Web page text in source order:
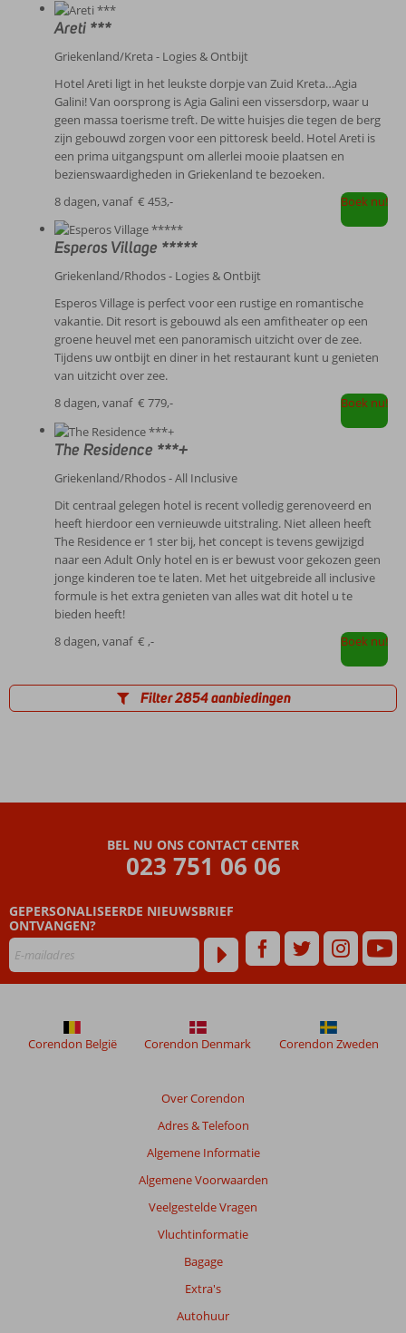
Areti ***
Griekenland/Kreta - Logies & Ontbijt
Hotel Areti ligt in het leukste dorpje van Zuid Kreta…Agia
Galini! Van oorsprong is Agia Galini een vissersdorp, waar u
geen massa toerisme treft. De witte huisjes die tegen de berg
zijn gebouwd zorgen voor een pittoresk beeld. Hotel Areti is
een prima uitgangspunt om allerlei mooie plaatsen en
bezienswaardigheden in Griekenland te bezoeken.
8 dagen, vanaf € 453,- Boek nu!
Esperos Village *****
Griekenland/Rhodos - Logies & Ontbijt
Esperos Village is perfect voor een rustige en romantische
vakantie. Dit resort is gebouwd als een amfitheater op een
groene heuvel met een panoramisch uitzicht over de zee.
Tijdens uw ontbijt en diner in het restaurant kunt u genieten
van uitzicht over zee.
8 dagen, vanaf € 779,- Boek nu!
The Residence ***+
Griekenland/Rhodos - All Inclusive
Dit centraal gelegen hotel is recent volledig gerenoveerd en
heeft hierdoor een vernieuwde uitstraling. Niet alleen heeft
The Residence er 1 ster bij, het concept is tevens gewijzigd
naar een Adult Only hotel en is er bewust voor gekozen geen
jonge kinderen toe te laten. Met het uitgebreide all inclusive
formule is het extra genieten van alles wat dit hotel u te
bieden heeft!
8 dagen, vanaf € ,- Boek nu!
Filter 2854 aanbiedingen
BEL NU ONS CONTACT CENTER
023 751 06 06
GEPERSONALISEERDE NIEUWSBRIEF
ONTVANGEN?
Over Corendon
Adres & Telefoon
Algemene Informatie
Algemene Voorwaarden
Veelgestelde Vragen
Vluchtinformatie
Bagage
Extra's
Autohuur
Corendon België Corendon Denmark Corendon Zweden